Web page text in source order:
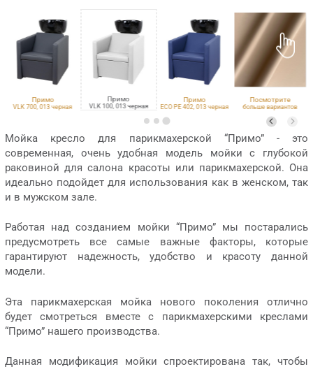
Примо
VLK 700, 013 черная
Примо
VLK 100, 013 черная
Примо
ECO PE 402, 013 черная
Посмотрите
больше вариантов
Мойка кресло для парикмахерской “Примо” - это
современная, очень удобная модель мойки с глубокой
раковиной для салона красоты или парикмахерской. Она
идеально подойдет для использования как в женском, так
и в мужском зале.
Работая над созданием мойки “Примо” мы постарались
предусмотреть все самые важные факторы, которые
гарантируют надежность, удобство и красоту данной
модели.
Эта парикмахерская мойка нового поколения отлично
будет смотреться вместе с парикмахерскими креслами
“Примо” нашего производства.
Данная модификация мойки спроектирована так, чтобы